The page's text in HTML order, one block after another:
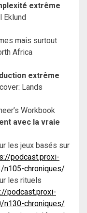
extrême
Eklund
mais surtout
Africa
extrême
Lands
Workbook
avec la vraie
les jeux basés sur
podcast.proxi-
chroniques/
les rituels
podcast.proxi-
chroniques/